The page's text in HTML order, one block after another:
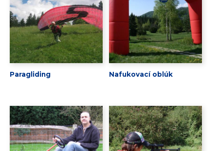
Paragliding Nafukovací oblúk